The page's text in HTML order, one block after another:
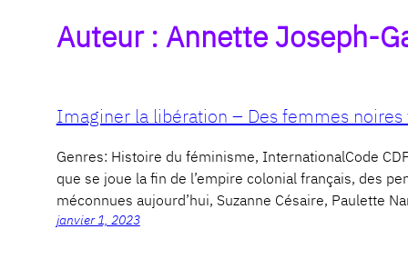
Auteur : Annette Joseph-
Imaginer la libération – Des femmes noires
Genres: Histoire du féminisme, InternationalCode
que se joue la fin de l’empire colonial français, des
méconnues aujourd’hui, Suzanne Césaire, Paulette
janvier 1, 2023